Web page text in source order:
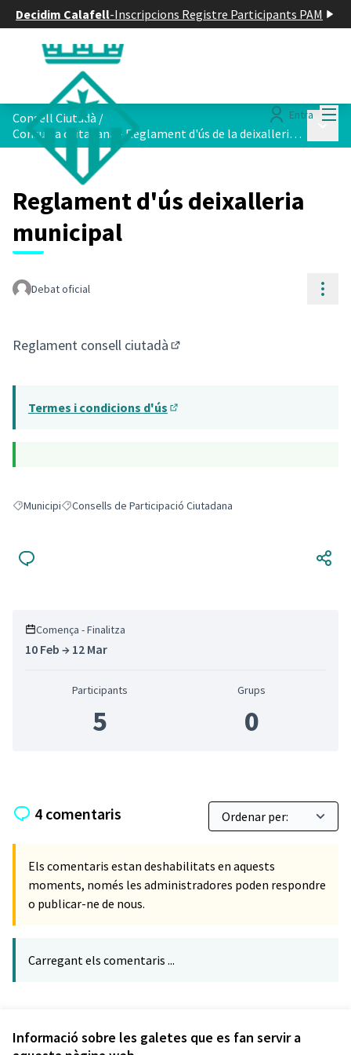
Informació sobre les galetes que es fan servir a
Decidim Calafell-Inscripcions Registre Participants PAM
Entra
Consell Ciutadà /
Consulta ciutadana - Reglament d'ús de la deixalleria municipal
Reglament d'ús deixalleria
municipal
Debat oficial
Reglament consell ciutadà
Termes i condicions d'ús
Resultats en filtrar per: Municipi
MunicipiResultats en filtrar per: Consells de Participació Ciutadana
Consells de Participació Ciutadana
Comença - Finalitza
10 Feb → 12 Mar
Participants
5
Grups
0
4 comentaris
Els comentaris estan deshabilitats en aquests
moments, només les administradores poden respondre
o publicar-ne de nous.
Carregant els comentaris ...
Versió 6(de 6) veure altres versions